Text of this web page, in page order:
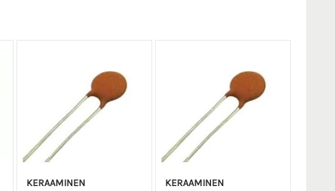
KERAAMINEN
KERAAMINEN